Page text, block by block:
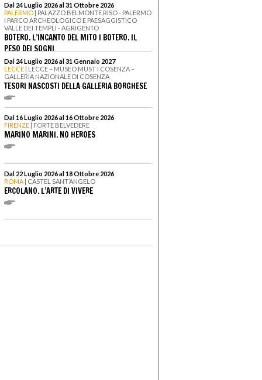
Dal 24 Luglio 2026 al 31 Ottobre 2026
PALERMO | PALAZZO BELMONTE RISO - PALERMO
I PARCO ARCHEOLOGICO E PAESAGGISTICO
VALLE DEI TEMPLI - AGRIGENTO
BOTERO. L’INCANTO DEL MITO I BOTERO. IL
PESO DEI SOGNI
Dal 24 Luglio 2026 al 31 Gennaio 2027
LECCE | LECCE – MUSEO MUST I COSENZA –
GALLERIA NAZIONALE DI COSENZA
TESORI NASCOSTI DELLA GALLERIA BORGHESE
Dal 16 Luglio 2026 al 16 Ottobre 2026
FIRENZE | FORTE BELVEDERE
MARINO MARINI. NO HEROES
Dal 22 Luglio 2026 al 18 Ottobre 2026
ROMA | CASTEL SANT’ANGELO
ERCOLANO. L’ARTE DI VIVERE